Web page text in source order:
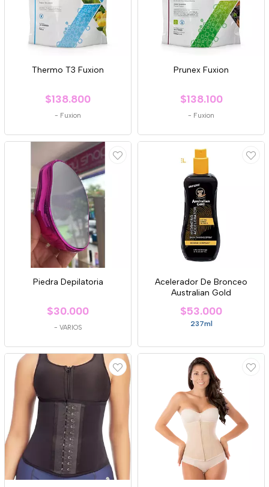
Thermo T3 Fuxion
$138.800
- Fuxion
Prunex Fuxion
$138.100
- Fuxion
Piedra Depilatoria
$30.000
- VARIOS
Acelerador De Bronceo
Australian Gold
$53.000
237ml